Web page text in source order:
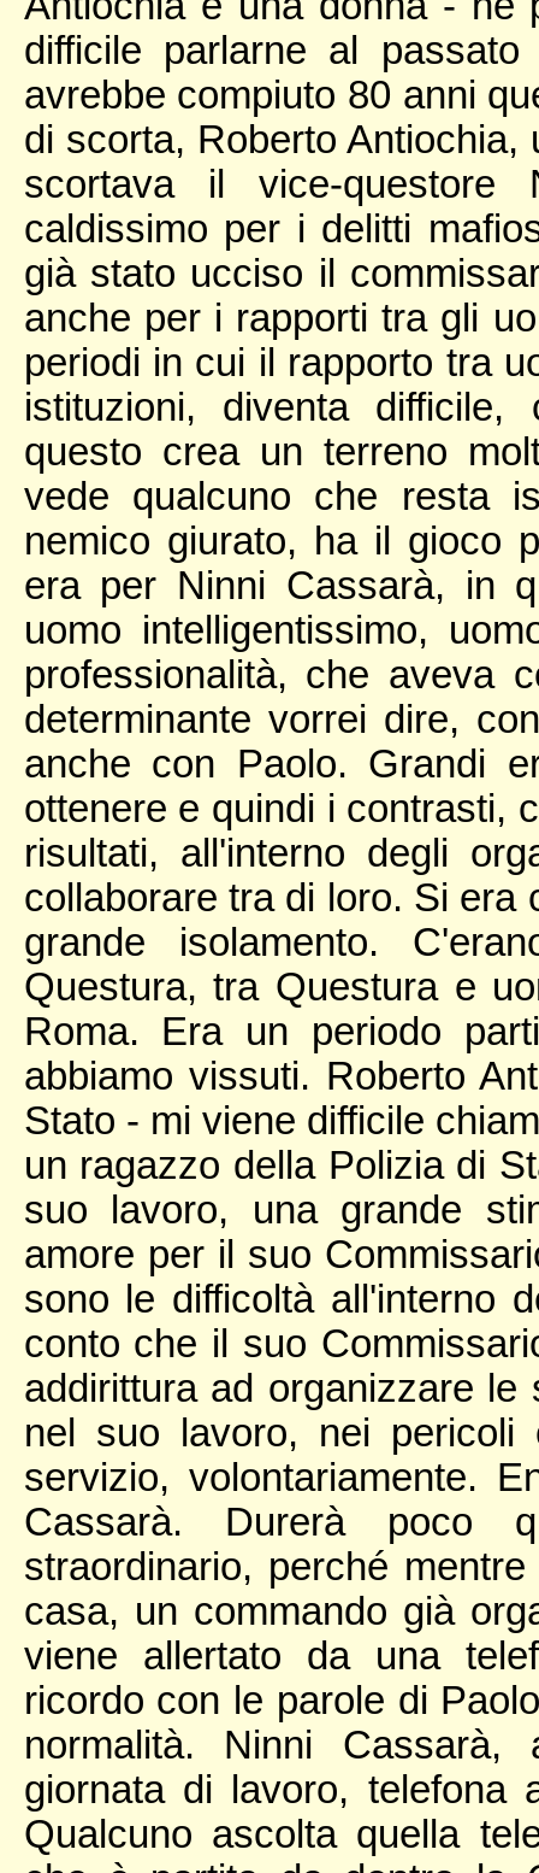
difficile parlarne al
avrebbe compiuto 80 anni
di scorta, Roberto
scortava il vice-questore
caldissimo per i delitti
già stato ucciso il
anche per i rapporti tra gli
periodi in cui il rapporto tra
istituzioni, diventa difficile,
questo crea un terreno
vede qualcuno che resta
nemico giurato, ha il gioco
era per Ninni Cassarà, in
uomo intelligentissimo,
professionalità, che aveva
determinante vorrei dire,
anche con Paolo. Grandi
ottenere e quindi i contrasti,
risultati, all'interno degli
collaborare tra di loro. Si era
grande isolamento.
Questura, tra Questura e
Roma. Era un periodo
abbiamo vissuti. Roberto
Stato - mi viene difficile
un ragazzo della Polizia di
suo lavoro, una grande
amore per il suo
sono le difficoltà all'interno
conto che il suo
addirittura ad organizzare
nel suo lavoro, nei
servizio, volontariamente.
Cassarà. Durerà poco
straordinario, perché
casa, un commando già
viene allertato da una
ricordo con le parole di
normalità. Ninni
giornata di lavoro, telefona
Qualcuno ascolta quella